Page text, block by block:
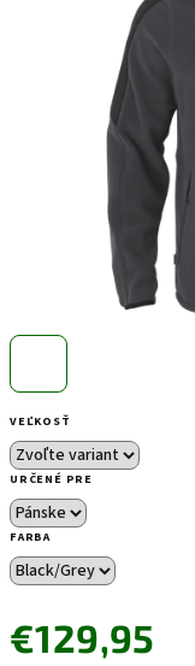
VEĽKOSŤ
URČENÉ PRE
FARBA
€129,95
hviezdičiek.